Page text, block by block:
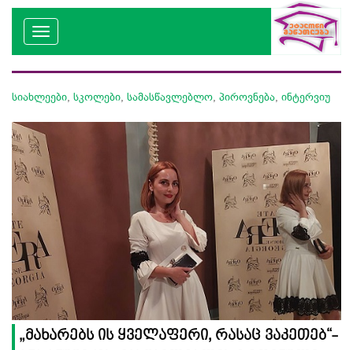
სიახლეები სკოლები სამასწავლებლო პიროვნება ინტერვიუ
„მახარებს ის ყველაფერი, რასაც ვაკეთებ“-